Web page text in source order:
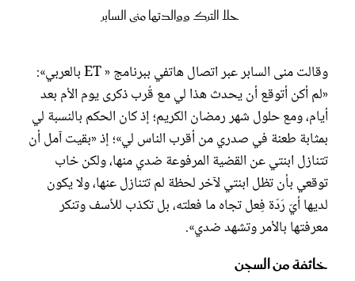
حلا الترك ووالدتها منى السابر
وقالت منى السابر عبر اتصال هاتفي ببرنامج « ET بالعربي»:
«لم أكن أتوقع أن يحدث هذا لي مع قُرب ذكرى يوم الأم بعد
أيام، ومع حلول شهر رمضان الكريم؛ إذ كان الحكم بالنسبة لي
بمثابة طعنة في صدري من أقرب الناس لي»؛ إذ «بقيت آمل أن
تتنازل ابنتي عن القضية المرفوعة ضدي منها، ولكن خاب
توقعي بأن تظل ابنتي لآخر لحظة لم تتنازل عنها، ولا يكون
لديها أيّ رَدّة فِعل تجاه ما فعلته، بل تكذب للأسف وتنكر
معرفتها بالأمر وتشهد ضدي».
خائفة من السجن
غلاف رفمي